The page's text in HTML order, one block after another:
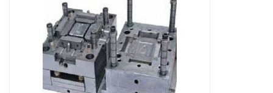
em uma empresa responsável, descobre a
Astrotec. É possível encontrar mol...